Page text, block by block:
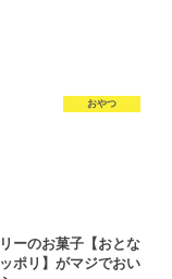
おやつ
ーのお菓子【おとな
ポリ】がマジでおい